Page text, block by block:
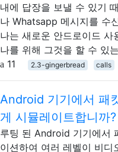
내에 답장을 보낼 수 있기
나 Whatsapp 메시지를 수
나는 새로운 안드로이드 사
나를 위해 그것을 할 수 있
11
2.3-gingerbread calls
Android 기기에서 패
게 시뮬레이트합니까?
루팅 된 Android 기기에서
이션하여 여러 레벨이 비디